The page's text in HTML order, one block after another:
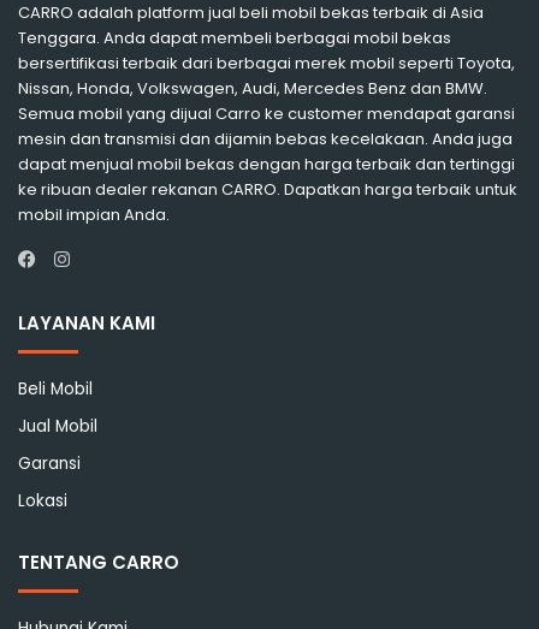
CARRO adalah platform jual beli mobil bekas terbaik di Asia
Tenggara. Anda dapat membeli berbagai mobil bekas
bersertifikasi terbaik dari berbagai merek mobil seperti Toyota,
Nissan, Honda, Volkswagen, Audi, Mercedes Benz dan BMW.
Semua mobil yang dijual Carro ke customer mendapat garansi
mesin dan transmisi dan dijamin bebas kecelakaan. Anda juga
dapat menjual mobil bekas dengan harga terbaik dan tertinggi
ke ribuan dealer rekanan CARRO. Dapatkan harga terbaik untuk
mobil impian Anda.
Instagram
LAYANAN KAMI
Beli Mobil
Jual Mobil
Garansi
Lokasi
TENTANG CARRO